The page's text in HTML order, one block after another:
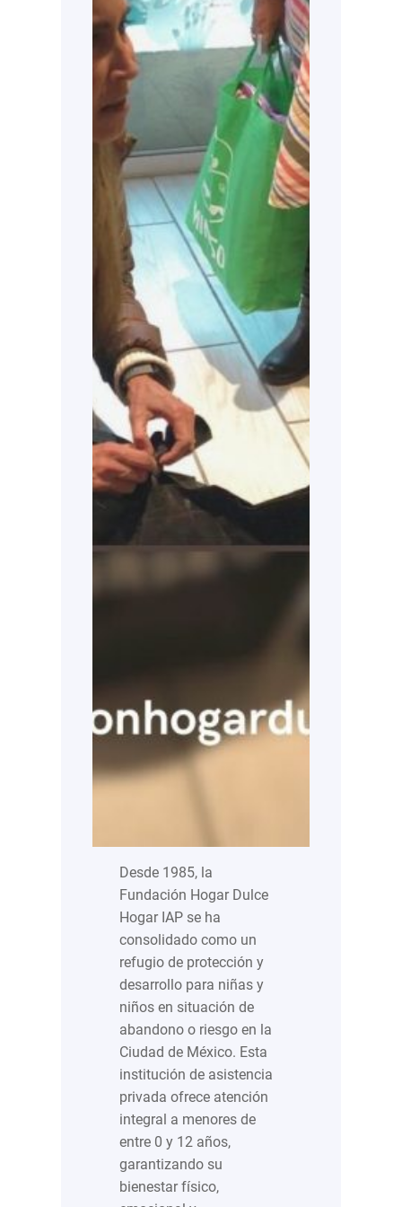
Desde 1985, la
Fundación Hogar Dulce
Hogar IAP se ha
consolidado como un
refugio de protección y
desarrollo para niñas y
niños en situación de
abandono o riesgo en la
Ciudad de México. Esta
institución de asistencia
privada ofrece atención
integral a menores de
entre 0 y 12 años,
garantizando su
bienestar físico,